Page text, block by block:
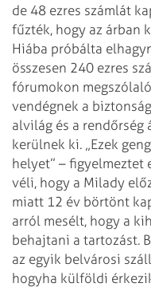
de 48 ezres számlát
fűzték, hogy az árban
Hiába próbálta
összesen 240 ezres
fórumokon
vendégnek a
alvilág és a
kerülnek ki. „Ezek
helyet” – figyelmeztet
véli, hogy a Milady
miatt 12 év börtönt
arról mesélt, hogy a
behajtani a tartozást.
az egyik belvárosi
hogyha külföldi